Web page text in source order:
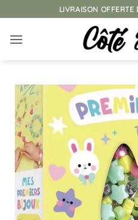
au
contenu
LIVRAISON